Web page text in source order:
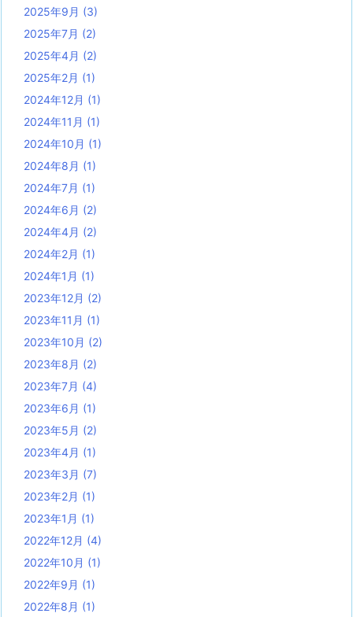
2025年9月 (3)
2025年7月 (2)
2025年4月 (2)
2025年2月 (1)
2024年12月 (1)
2024年11月 (1)
2024年10月 (1)
2024年8月 (1)
2024年7月 (1)
2024年6月 (2)
2024年4月 (2)
2024年2月 (1)
2024年1月 (1)
2023年12月 (2)
2023年11月 (1)
2023年10月 (2)
2023年8月 (2)
2023年7月 (4)
2023年6月 (1)
2023年5月 (2)
2023年4月 (1)
2023年3月 (7)
2023年2月 (1)
2023年1月 (1)
2022年12月 (4)
2022年10月 (1)
2022年9月 (1)
2022年8月 (1)